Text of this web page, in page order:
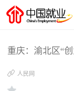
重庆：渝北区“
​人民网